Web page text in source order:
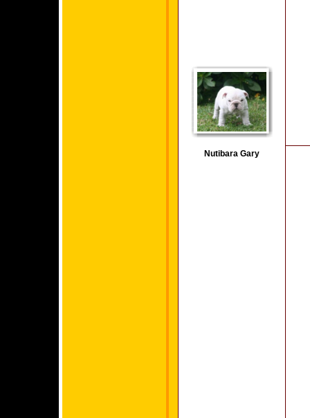
Nutibara Gary